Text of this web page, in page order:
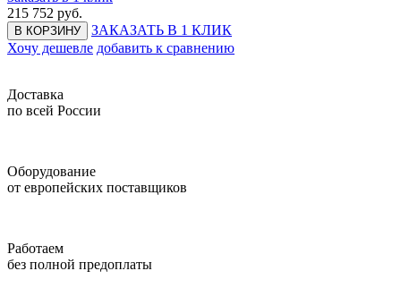
215 752 руб.
В КОРЗИНУ
ЗАКАЗАТЬ В 1 КЛИК
Хочу дешевле добавить к сравнению
Доставка
по всей России
Оборудование
от европейских поставщиков
Работаем
без полной предоплаты